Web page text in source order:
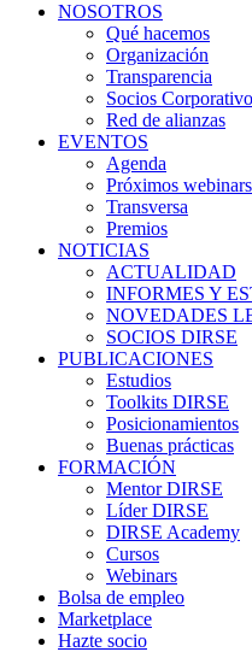
NOSOTROS
Qué hacemos
Organización
Transparencia
Socios
Red de alianzas
EVENTOS
Agenda
Próximos
Transversa
Premios
NOTICIAS
ACTUALIDAD
INFORMES Y
NOVEDADES
SOCIOS DIRSE
PUBLICACIONES
Estudios
Toolkits DIRSE
Posicionamientos
Buenas prácticas
FORMACIÓN
Mentor DIRSE
Líder DIRSE
DIRSE Academy
Cursos
Webinars
Bolsa de empleo
Marketplace
Hazte socio